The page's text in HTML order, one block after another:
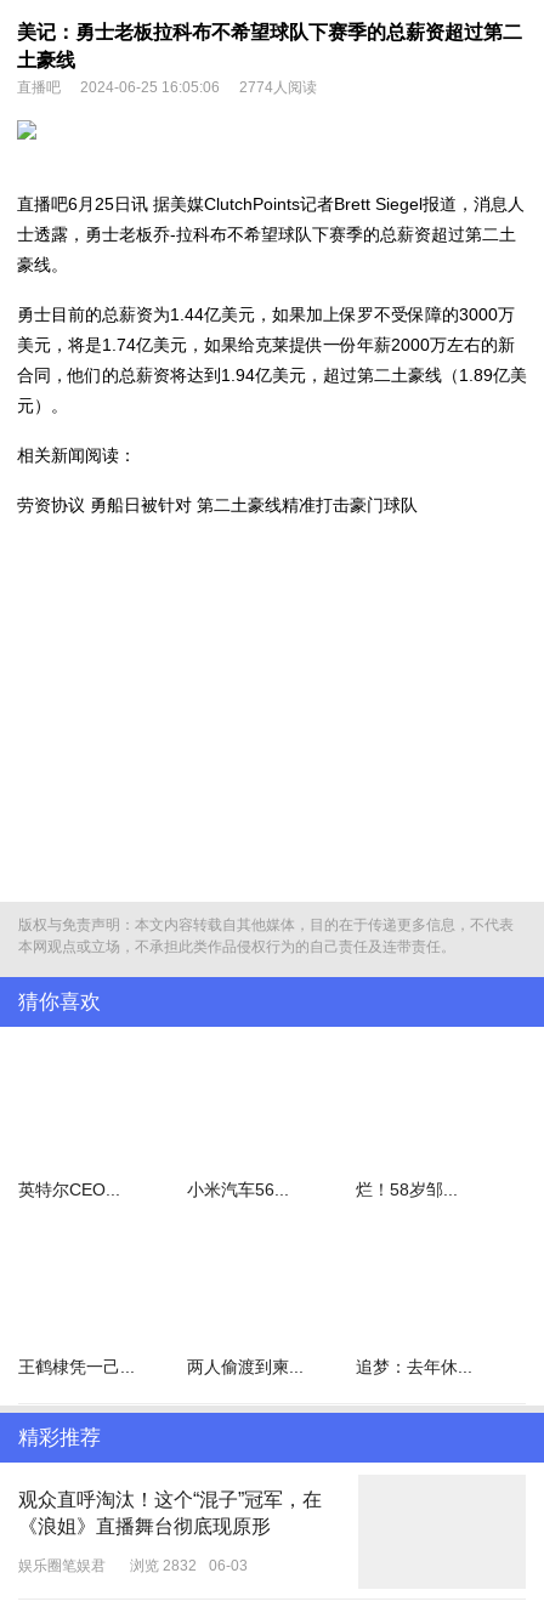
美记：勇士老板拉科布不希望球队下赛季的总薪资超过第二
土豪线
直播吧 2024-06-25 16:05:06 2774人阅读
直播吧6月25日讯 据美媒ClutchPoints记者Brett Siegel报道，消息人
士透露，勇士老板乔-拉科布不希望球队下赛季的总薪资超过第二土
豪线。
勇士目前的总薪资为1.44亿美元，如果加上保罗不受保障的3000万
美元，将是1.74亿美元，如果给克莱提供一份年薪2000万左右的新
合同，他们的总薪资将达到1.94亿美元，超过第二土豪线（1.89亿美
元）。
相关新闻阅读：
劳资协议️ 勇船日被针对 第二土豪线精准打击豪门球队
版权与免责声明：本文内容转载自其他媒体，目的在于传递更多信息，不代表
本网观点或立场，不承担此类作品侵权行为的自己责任及连带责任。
猜你喜欢
英特尔CEO... 小米汽车56... 烂！58岁邹...
王鹤棣凭一己... 两人偷渡到柬... 追梦：去年休...
精彩推荐
观众直呼淘汰！这个“混子”冠军，在
《浪姐》直播舞台彻底现原形
娱乐圈笔娱君 浏览 2832 06-03